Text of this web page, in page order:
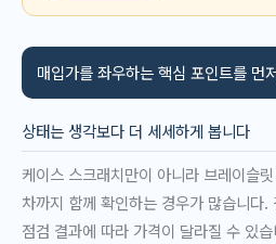
매입가를 좌우하는 핵심 포인트를 먼
상태는 생각보다 더 세세하게 봅니다
케이스 스크래치만이 아니라 브레이슬
차까지 함께 확인하는 경우가 많습니다
점검 결과에 따라 가격이 달라질 수 있